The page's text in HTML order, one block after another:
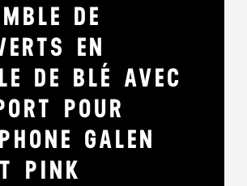
DE
EN
DE BLÉ AVEC
POUR
GALEN
PINK